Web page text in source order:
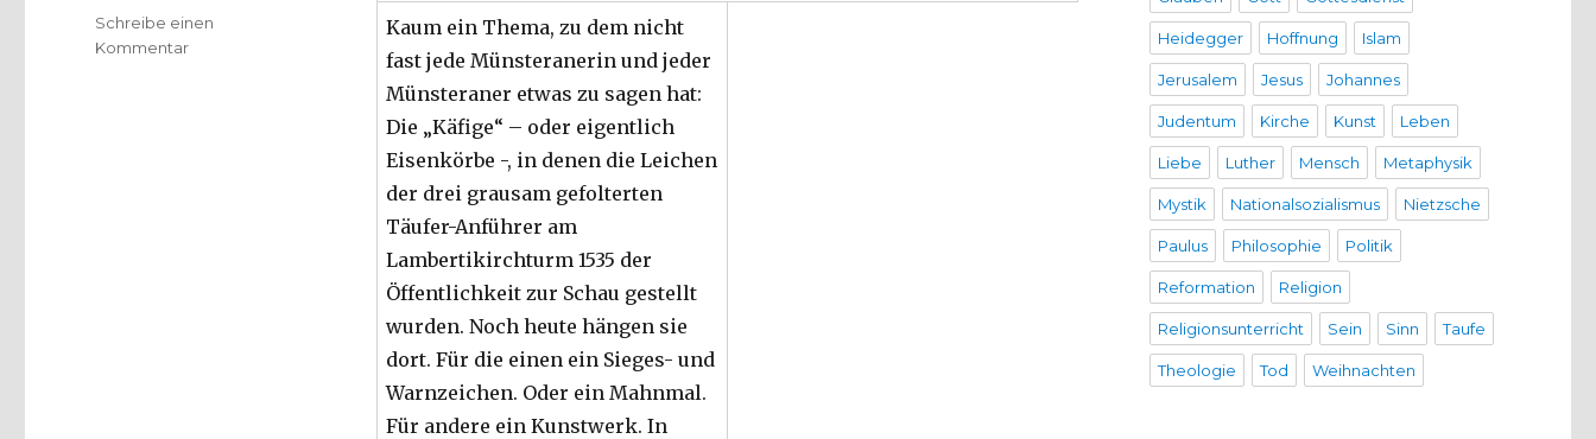
Kaum ein Thema, zu dem nicht
fast jede Münsteranerin und jeder
Münsteraner etwas zu sagen hat:
Die „Käfige“ – oder eigentlich
Eisenkörbe -, in denen die Leichen
der drei grausam gefolterten
Täufer-Anführer am
Lambertikirchturm 1535 der
Öffentlichkeit zur Schau gestellt
wurden. Noch heute hängen sie
dort. Für die einen ein Sieges- und
Warnzeichen. Oder ein Mahnmal.
Für andere ein Kunstwerk. In
Schreibe einen
Kommentarzu
Heidegger Hoffnung Islam
Jerusalem Jesus Johannes
Judentum Kirche Kunst Leben
Liebe Luther Mensch Metaphysik
Mystik Nationalsozialismus Nietzsche
Paulus Philosophie Politik
Reformation Religion
Religionsunterricht Sein Sinn Taufe
Theologie Tod Weihnachten